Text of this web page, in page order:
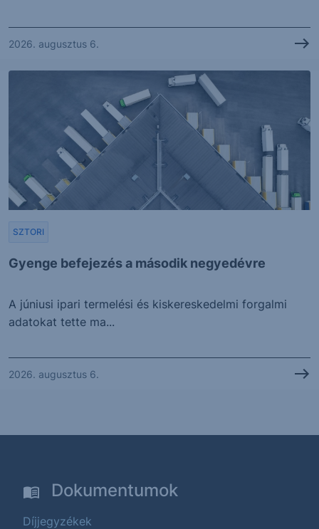
2026. augusztus 6.
Gyenge befejezés a második negyedévre
SZTORI
A júniusi ipari termelési és kiskereskedelmi forgalmi
adatokat tette ma...
2026. augusztus 6.
Dokumentumok
Díjjegyzékek